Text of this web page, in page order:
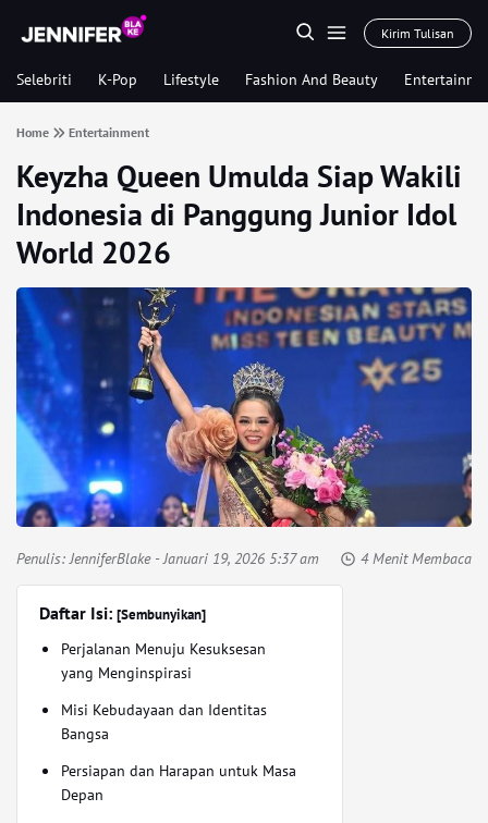
Kirim Tulisan
Selebriti K-Pop Lifestyle Fashion And Beauty
Home Entertainment
Keyzha Queen Umulda Siap Wakili
Indonesia di Panggung Junior Idol
World 2026
Penulis:JenniferBlake- Januari 19, 2026 5:37 am 4 Menit Membaca
Daftar Isi: [Sembunyikan]
Perjalanan Menuju Kesuksesan
yang Menginspirasi
Misi Kebudayaan dan Identitas
Bangsa
Persiapan dan Harapan untuk Masa
Depan